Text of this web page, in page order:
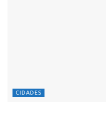
CIDADES